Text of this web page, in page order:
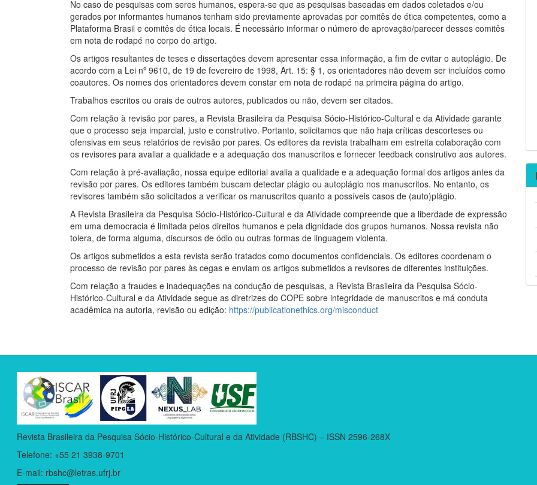
No caso de pesquisas com seres humanos, espera-se que as pesquisas baseadas em dados coletados e/ou
gerados por informantes humanos tenham sido previamente aprovadas por comitês de ética competentes, como a
Plataforma Brasil e comitês de ética locais. É necessário informar o número de aprovação/parecer desses comitês
em nota de rodapé no corpo do artigo.
Os artigos resultantes de teses e dissertações devem apresentar essa informação, a fim de evitar o autoplágio. De
acordo com a Lei nº 9610, de 19 de fevereiro de 1998, Art. 15: § 1, os orientadores não devem ser incluídos como
coautores. Os nomes dos orientadores devem constar em nota de rodapé na primeira página do artigo.
Trabalhos escritos ou orais de outros autores, publicados ou não, devem ser citados.
Com relação à revisão por pares, a Revista Brasileira da Pesquisa Sócio-Histórico-Cultural e da Atividade garante
que o processo seja imparcial, justo e construtivo. Portanto, solicitamos que não haja críticas descorteses ou
ofensivas em seus relatórios de revisão por pares. Os editores da revista trabalham em estreita colaboração com
os revisores para avaliar a qualidade e a adequação dos manuscritos e fornecer feedback construtivo aos autores.
Com relação à pré-avaliação, nossa equipe editorial avalia a qualidade e a adequação formal dos artigos antes da
revisão por pares. Os editores também buscam detectar plágio ou autoplágio nos manuscritos. No entanto, os
revisores também são solicitados a verificar os manuscritos quanto a possíveis casos de (auto)plágio.
A Revista Brasileira da Pesquisa Sócio-Histórico-Cultural e da Atividade compreende que a liberdade de expressão
em uma democracia é limitada pelos direitos humanos e pela dignidade dos grupos humanos. Nossa revista não
tolera, de forma alguma, discursos de ódio ou outras formas de linguagem violenta.
Os artigos submetidos a esta revista serão tratados como documentos confidenciais. Os editores coordenam o
processo de revisão por pares às cegas e enviam os artigos submetidos a revisores de diferentes instituições.
Com relação a fraudes e inadequações na condução de pesquisas, a Revista Brasileira da Pesquisa Sócio-
Histórico-Cultural e da Atividade segue as diretrizes do COPE sobre integridade de manuscritos e má conduta
acadêmica na autoria, revisão ou edição: https://publicationethics.org/misconduct
Revista Brasileira da Pesquisa Sócio-Histórico-Cultural e da Atividade (RBSHC) – ISSN 2596-268X
Telefone: +55 21 3938-9701
E-mail: rbshc@letras.ufrj.br